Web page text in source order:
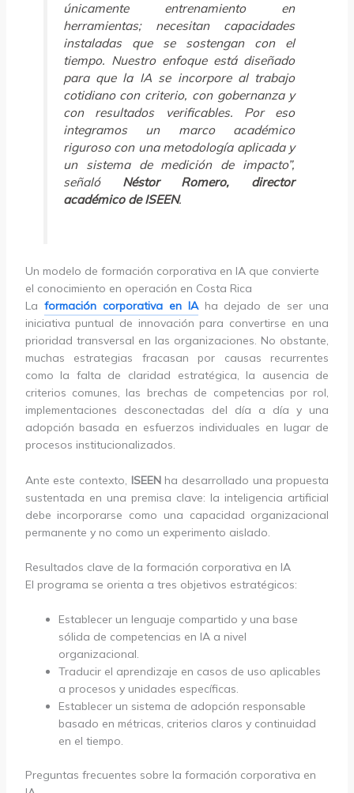
únicamente entrenamiento en
herramientas; necesitan capacidades
instaladas que se sostengan con el
tiempo. Nuestro enfoque está diseñado
para que la IA se incorpore al trabajo
cotidiano con criterio, con gobernanza y
con resultados verificables. Por eso
integramos un marco académico
riguroso con una metodología aplicada y
un sistema de medición de impacto”,
señaló Néstor Romero, director
académico de ISEEN.
Un modelo de formación corporativa en IA que convierte
el conocimiento en operación en Costa Rica
La formación corporativa en IAha dejado de ser una
iniciativa puntual de innovación para convertirse en una
prioridad transversal en las organizaciones. No obstante,
muchas estrategias fracasan por causas recurrentes
como la falta de claridad estratégica, la ausencia de
criterios comunes, las brechas de competencias por rol,
implementaciones desconectadas del día a día y una
adopción basada en esfuerzos individuales en lugar de
procesos institucionalizados.
Ante este contexto, ISEENha desarrollado una propuesta
sustentada en una premisa clave: la inteligencia artificial
debe incorporarse como una capacidad organizacional
permanente y no como un experimento aislado.
Resultados clave de la formación corporativa en IA
El programa se orienta a tres objetivos estratégicos:
Establecer un lenguaje compartido y una base
sólida de competencias en IA a nivel
organizacional.
Traducir el aprendizaje en casos de uso aplicables
a procesos y unidades específicas.
Establecer un sistema de adopción responsable
basado en métricas, criterios claros y continuidad
en el tiempo.
Preguntas frecuentes sobre la formación corporativa en